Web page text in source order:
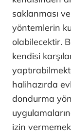
saklanması
yöntemlerin
olabilecektir.
kendisi
halihazırda
dondurma
izin